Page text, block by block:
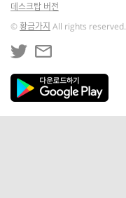
데스크탑 버전
©황금가지 All rights reserved.